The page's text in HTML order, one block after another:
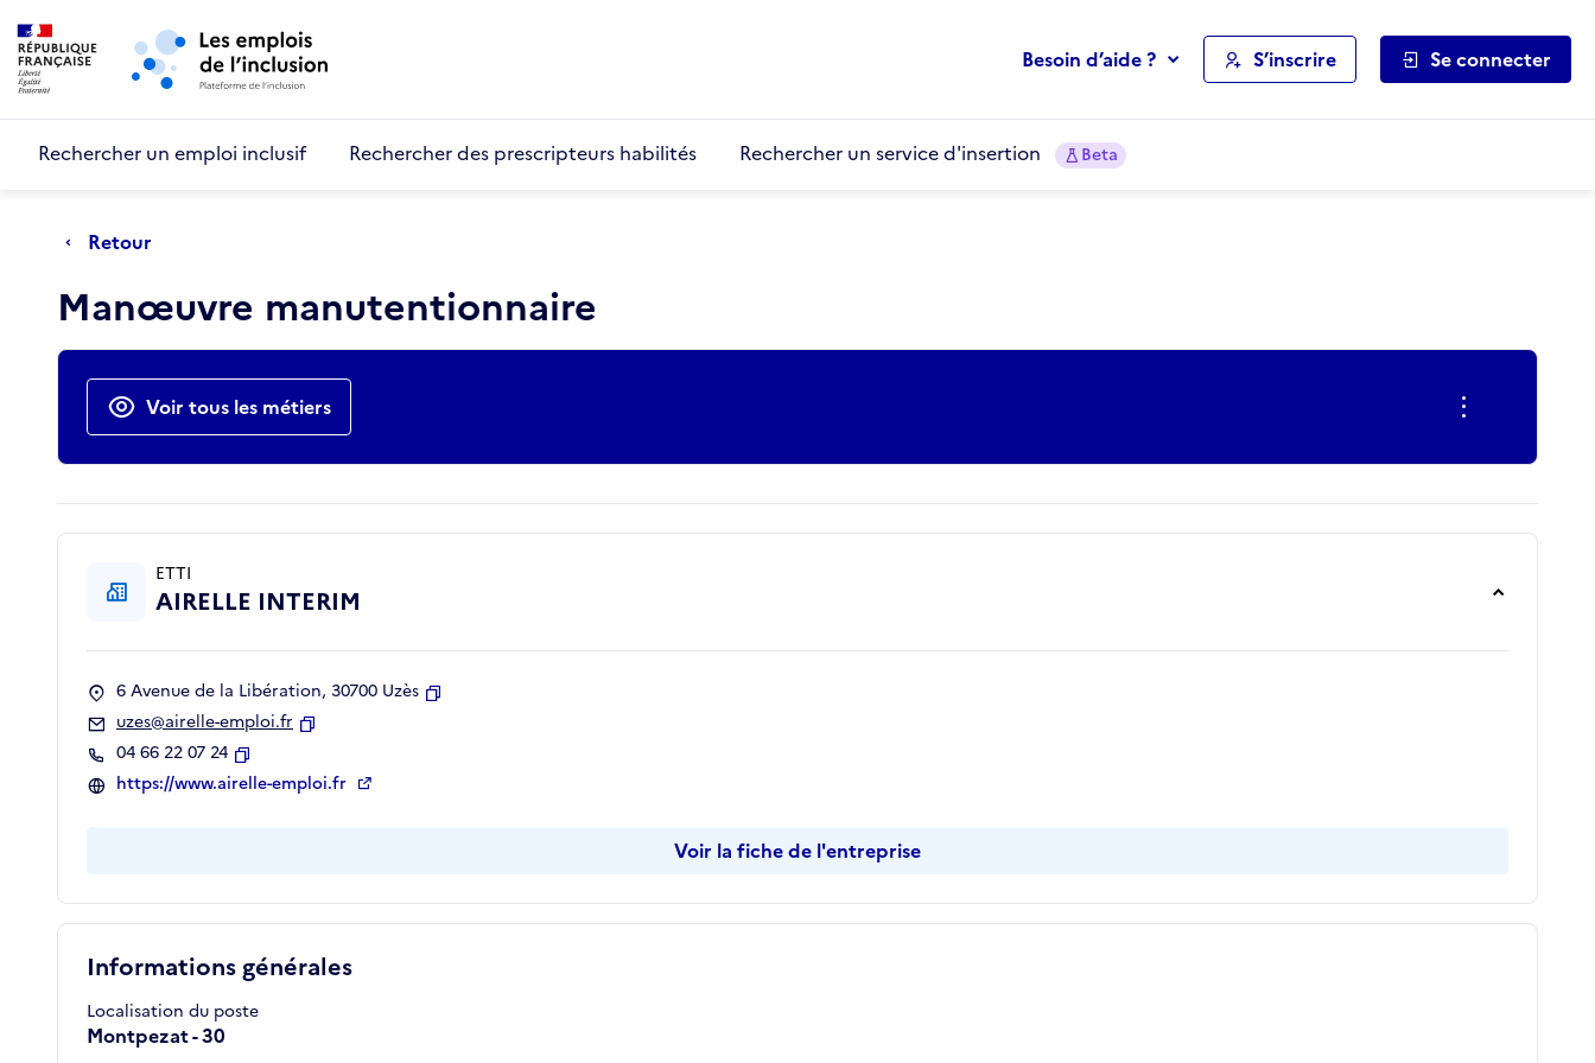
Aller au menu principal
Besoin d’aide ? S’inscrire Se connecter
Rechercher un emploi inclusif Rechercher des prescripteurs habilités Rechercher un service d'insertion Beta
Retour
Manœuvre manutentionnaire
Actions rapides
Voir tous les métiers
Informations générales
Localisation du poste
Montpezat - 30
ETTI
AIRELLE INTERIM
6 Avenue de la Libération, 30700 Uzès
uzes@airelle-emploi.fr
04 66 22 07 24
Copier
https://www.airelle-emploi.fr
Voir la fiche de l'entreprise